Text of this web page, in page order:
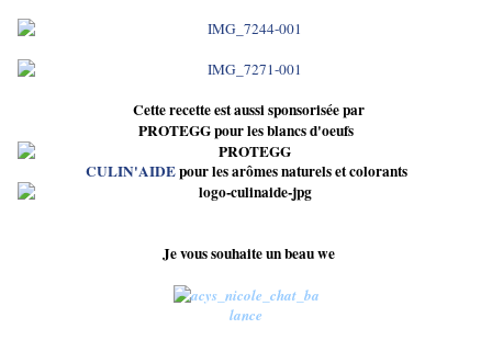
Cette recette est aussi sponsorisée par
PROTEGG pour les blancs d'oeufs
CULIN'AIDEpour les arômes naturels et colorants
Je vous souhaite un beau we